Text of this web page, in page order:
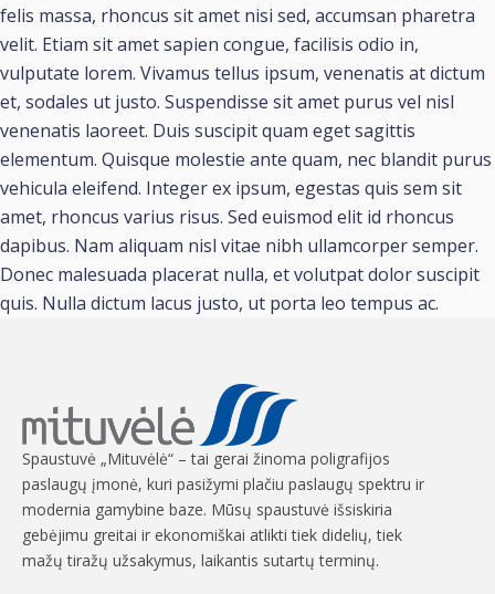
felis massa, rhoncus sit amet nisi sed, accumsan pharetra
velit. Etiam sit amet sapien congue, facilisis odio in,
vulputate lorem. Vivamus tellus ipsum, venenatis at dictum
et, sodales ut justo. Suspendisse sit amet purus vel nisl
venenatis laoreet. Duis suscipit quam eget sagittis
elementum. Quisque molestie ante quam, nec blandit purus
vehicula eleifend. Integer ex ipsum, egestas quis sem sit
amet, rhoncus varius risus. Sed euismod elit id rhoncus
dapibus. Nam aliquam nisl vitae nibh ullamcorper semper.
Donec malesuada placerat nulla, et volutpat dolor suscipit
quis. Nulla dictum lacus justo, ut porta leo tempus ac.
Spaustuvė „Mituvėlė“ – tai gerai žinoma poligrafijos
paslaugų įmonė, kuri pasižymi plačiu paslaugų spektru ir
modernia gamybine baze. Mūsų spaustuvė išsiskiria
gebėjimu greitai ir ekonomiškai atlikti tiek didelių, tiek
mažų tiražų užsakymus, laikantis sutartų terminų.